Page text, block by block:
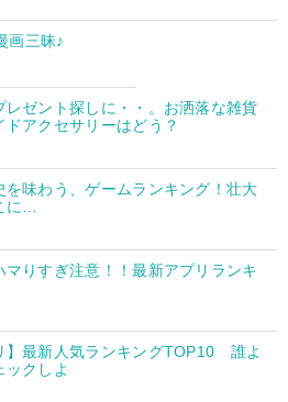
画三昧♪
レゼント探しに・・。お洒落な雑貨
ドアクセサリーはどう？
を味わう、ゲームランキング！壮大
に…
マりすぎ注意！！最新アプリランキ
】最新人気ランキングTOP10 誰よ
ックしよ